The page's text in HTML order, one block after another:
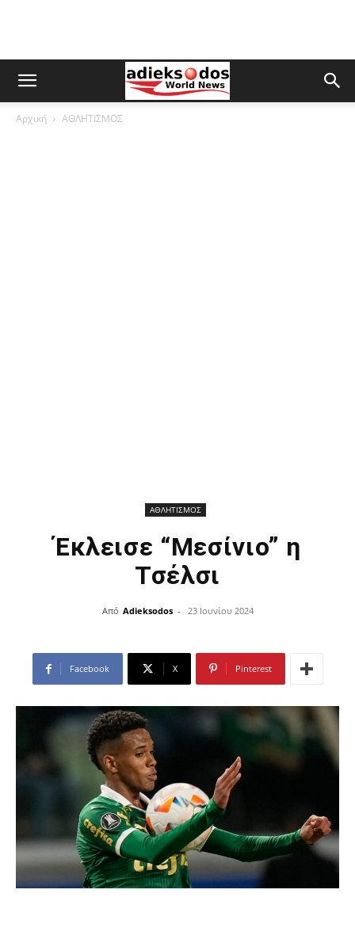
Αρχική ΑΘΛΗΤΙΣΜΟΣ
ΑΘΛΗΤΙΣΜΟΣ
Έκλεισε “Μεσίνιο” η
Τσέλσι
Από Adieksodos - 23 Ιουνίου 2024
Facebook X Pinterest